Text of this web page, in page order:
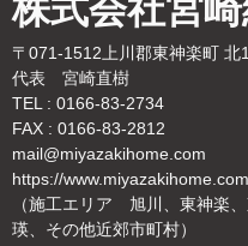
株式会社宮崎
〒071-1512上川郡東神楽町 北
代表 宮崎直樹
TEL : 0166-83-2734
FAX : 0166-83-2812
mail@miyazakihome.com
https://
（施工エリア 旭川、東神楽
瑛、その他近郊市町村）